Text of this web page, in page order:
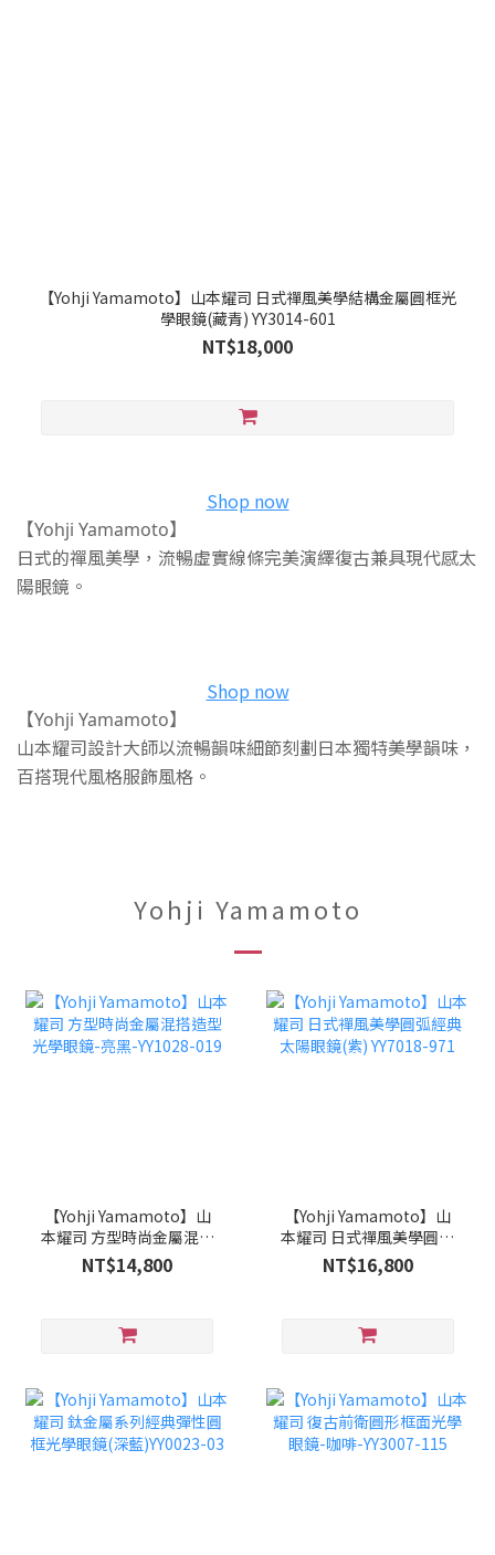
【Yohji Yamamoto】山本耀司 日式禪風美學結構金屬圓框光
學眼鏡(藏青) YY3014-601
NT$18,000
Shop now
【Yohji Yamamoto】
日式的禪風美學，流暢虛實線條完美演繹復古兼具現代感太
陽眼鏡 。
Shop now
【Yohji Yamamoto】
山本耀司設計大師以流暢韻味細節刻劃日本獨特美學韻味，
百搭現代風格服飾風格 。
Yohji Yamamoto
【Yohji Yamamoto】山
本耀司 方型時尚金屬混搭
造型光學眼鏡-亮黑-
YY1028-019
NT$14,800
【Yohji Yamamoto】山
本耀司 日式禪風美學圓弧
經典太陽眼鏡(紫) YY7018-
971
NT$16,800